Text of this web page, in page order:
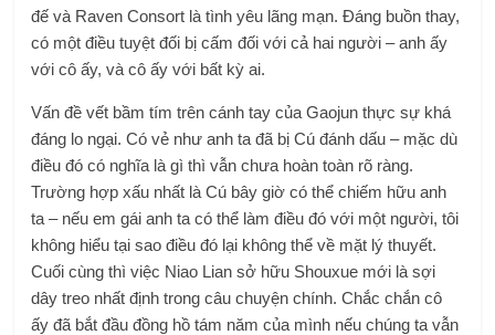
đế và Raven Consort là tình yêu lãng mạn. Đáng buồn thay,
có một điều tuyệt đối bị cấm đối với cả hai người – anh ấy
với cô ấy, và cô ấy với bất kỳ ai.
Vấn đề vết bầm tím trên cánh tay của Gaojun thực sự khá
đáng lo ngại. Có vẻ như anh ta đã bị Cú đánh dấu – mặc dù
điều đó có nghĩa là gì thì vẫn chưa hoàn toàn rõ ràng.
Trường hợp xấu nhất là Cú bây giờ có thể chiếm hữu anh
ta – nếu em gái anh ta có thể làm điều đó với một người, tôi
không hiểu tại sao điều đó lại không thể về mặt lý thuyết.
Cuối cùng thì việc Niao Lian sở hữu Shouxue mới là sợi
dây treo nhất định trong câu chuyện chính. Chắc chắn cô
ấy đã bắt đầu đồng hồ tám năm của mình nếu chúng ta vẫn